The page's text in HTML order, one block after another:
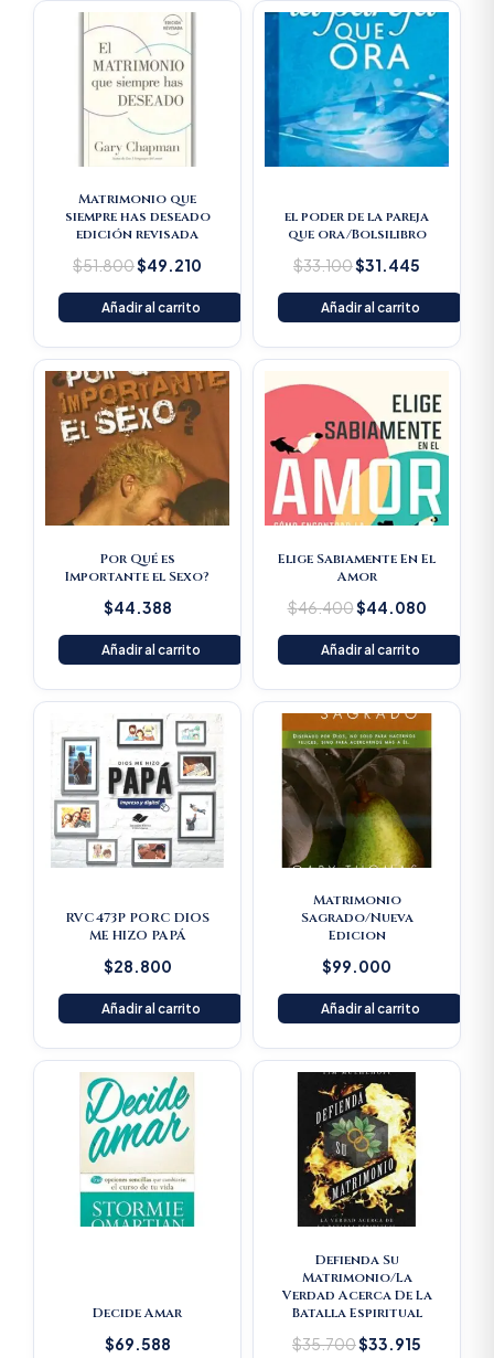
Matrimonio que
siempre has deseado
edición revisada
$51.800
Original
price
was:
$51.800.
$49.210
Current
Añadir al carrito
el poder de la pareja
que ora/Bolsilibro
$33.100
Original
price
was:
$33.100.
$31.445
Current
Añadir al carrito
Por Qué es
Importante el Sexo?
$44.388
Añadir al carrito
Elige Sabiamente En El
Amor
$46.400
was:
$46.400.
$44.080
Current
is:
Añadir al carrito
RVC473P PORC DIOS
ME HIZO PAPÁ
$28.800
Añadir al carrito
Matrimonio
Sagrado/Nueva
Edicion
$99.000
Añadir al carrito
Decide Amar
$69.588
Defienda Su
Matrimonio/La
Verdad Acerca De La
Batalla Espiritual
$35.700
Original
price
was:
$35.700.
$33.915
Current